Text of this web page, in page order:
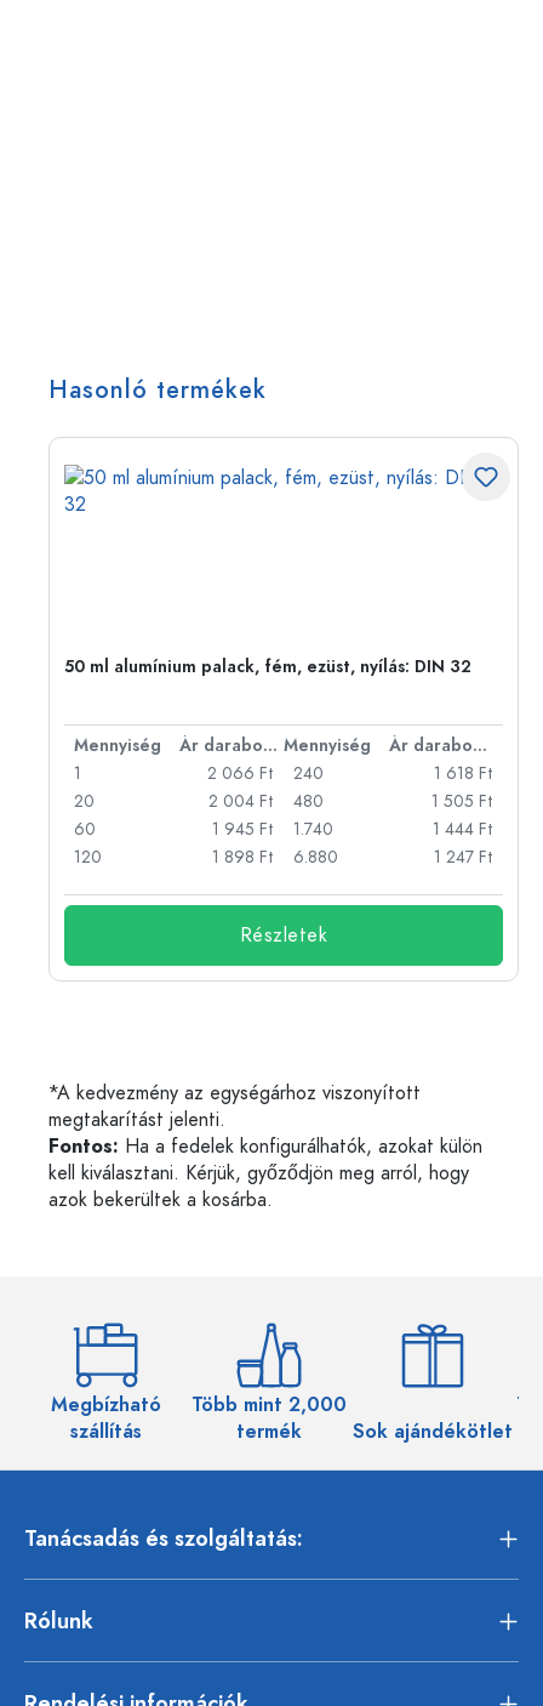
Hasonló termékek
50 ml alumínium palack, fém, ezüst, nyílás: DIN 32
Mennyiség Ár darabonként Mennyiség
Ár darabonként
1
2 066 Ft
20
2 004 Ft
60
1 945 Ft
120
1 898 Ft
240
1 618 Ft
480
1 505 Ft
1.740
1 444 Ft
6.880
1 247 Ft
Részletek
*A kedvezmény az egységárhoz viszonyított
megtakarítást jelenti.
Fontos: Ha a fedelek konfigurálhatók, azokat külön
kell kiválasztani. Kérjük, győződjön meg arról, hogy
azok bekerültek a kosárba.
Megbízható
szállítás
Több mint 2,000
termék
Sok ajándékötlet
Tanácsadás és szolgáltatás:
Rólunk